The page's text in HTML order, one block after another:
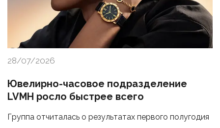
28/07/2026
Ювелирно-часовое подразделение
LVMH росло быстрее всего
Группа отчиталась о результатах первого полугодия